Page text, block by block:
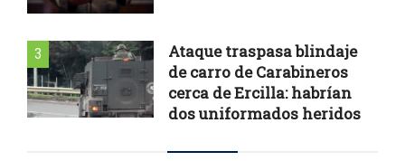
3
Ataque traspasa blindaje
de carro de Carabineros
cerca de Ercilla: habrían
dos uniformados heridos